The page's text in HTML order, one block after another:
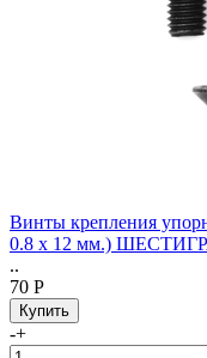
Винты крепления
0.8 х 12 мм.)
..
70 Р
-+